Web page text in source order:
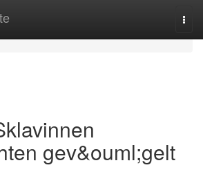
gev&ouml;gelt